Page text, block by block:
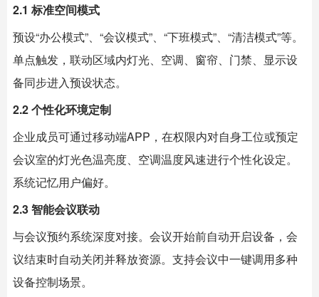
2.1 标准空间模式
预设“办公模式”、“会议模式”、“下班模式”、“清洁模式”等。
单点触发，联动区域内灯光、空调、窗帘、门禁、显示设
备同步进入预设状态。
2.2 个性化环境定制
企业成员可通过移动端APP，在权限内对自身工位或预定
会议室的灯光色温亮度、空调温度风速进行个性化设定。
系统记忆用户偏好。
2.3 智能会议联动
与会议预约系统深度对接。会议开始前自动开启设备，会
议结束时自动关闭并释放资源。支持会议中一键调用多种
设备控制场景。